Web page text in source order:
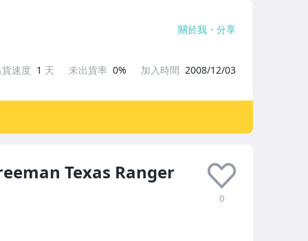
Texas Ranger
0
關於我 分享
速度 1 天 未出貨率 0% 加入時間 2008/12/03